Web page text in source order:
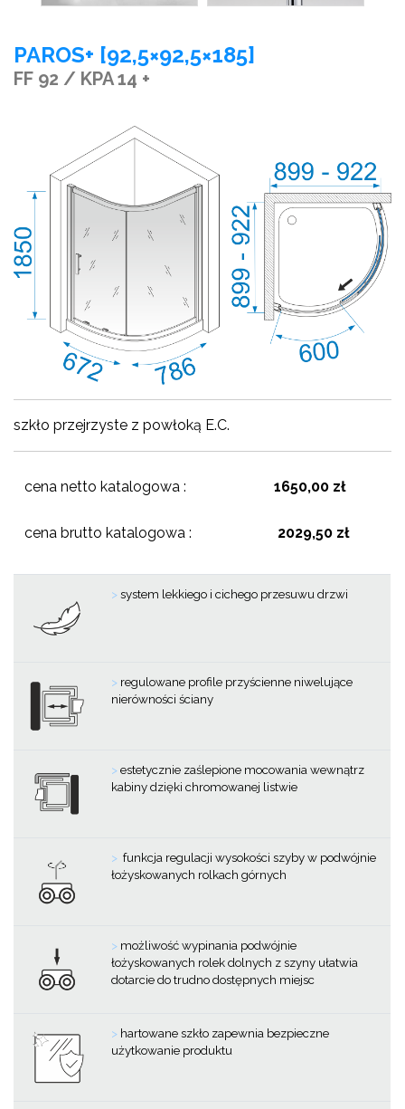
PAROS+ [92,5×92,5×185]
FF 92 / KPA 14 +
szkło przejrzyste z powłoką E.C.
cena netto katalogowa : 1650,00 zł
cena brutto katalogowa : 2029,50 zł
>system lekkiego i cichego przesuwu drzwi
> regulowane profile przyścienne niwelujące
nierówności ściany
>estetycznie zaślepione mocowania wewnątrz
kabiny dzięki chromowanej listwie
> funkcja regulacji wysokości szyby w podwójnie
łożyskowanych rolkach górnych
> możliwość wypinania podwójnie
łożyskowanych rolek dolnych z szyny ułatwia
dotarcie do trudno dostępnych miejsc
> hartowane szkło zapewnia bezpieczne
użytkowanie produktu